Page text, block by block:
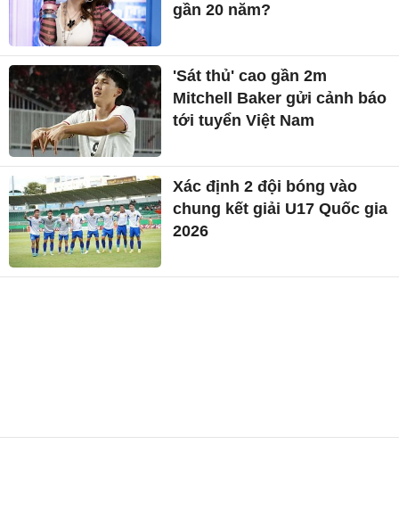
gần 20 năm?
'Sát thủ' cao gần 2m
Mitchell Baker gửi cảnh báo
tới tuyển Việt Nam
Xác định 2 đội bóng vào
chung kết giải U17 Quốc gia
2026